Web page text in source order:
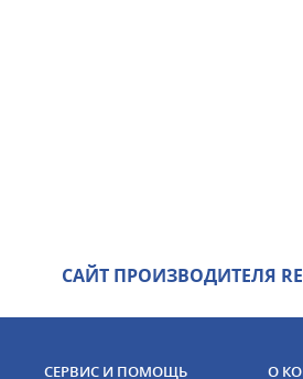
САЙТ ПРОИЗВОДИТЕЛЯ
СЕРВИС И ПОМОЩЬ О